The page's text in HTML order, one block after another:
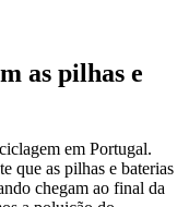
as pilhas e
em Portugal.
que as pilhas e baterias
chegam ao final da